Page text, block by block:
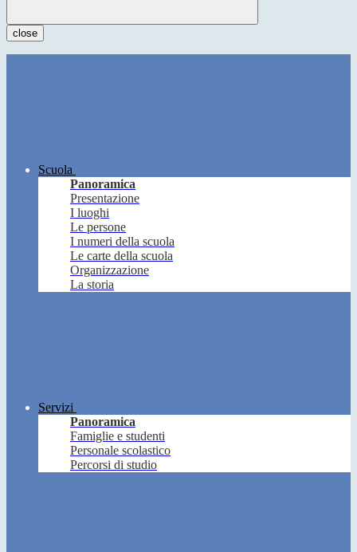
close
Scuola
Panoramica
Presentazione
I luoghi
Le persone
I numeri della scuola
Le carte della scuola
Organizzazione
La storia
Servizi
Panoramica
Famiglie e studenti
Personale scolastico
Percorsi di studio